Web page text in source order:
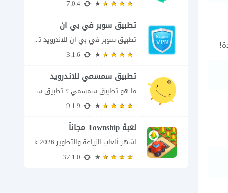
تطبيق سوبر في بي ان
تطبيق سوبر في بي ان للاندرويد تطبيق سوبر في بي ان من تطبيقات الشبكات...
تطبيق سمسمي للاندرويد
ما هو تطبيق سمسمي ؟ تطبيق سمسمي للاندرويد SimSimi هو برنامج دردشة افتراضية يسمح...
لعبة Township مجاناً
اشهر ألعاب الزراعة والتطوير Township apk 2026 إذا كنت تحب ألعاب الزراعة وبناء المدن،...